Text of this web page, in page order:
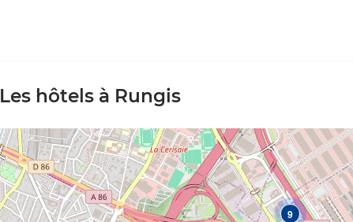
Les hôtels à Rungis
9